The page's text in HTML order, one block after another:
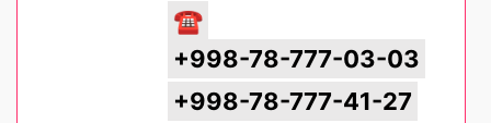
☎
+998-78-777-03-03
+998-78-777-41-27